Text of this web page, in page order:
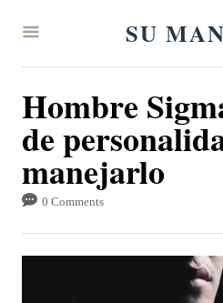
SU
Hombre
de
manejarlo
0 Comments